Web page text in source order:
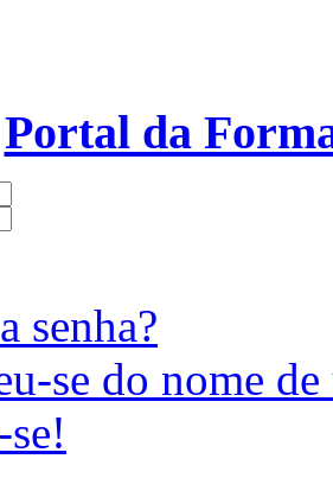
Portal da
senha?
se do nome